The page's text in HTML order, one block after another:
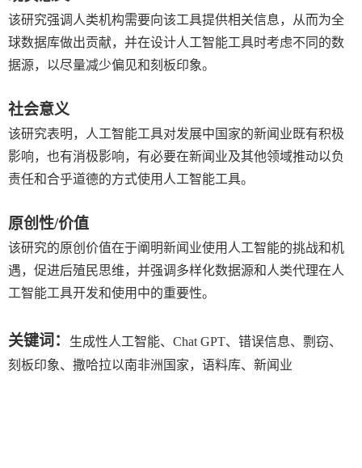
该研究强调人类机构需要向该工具提供相关信息，从而为全
球数据库做出贡献，并在设计人工智能工具时考虑不同的数
据源，以尽量减少偏见和刻板印象。
社会意义
该研究表明，人工智能工具对发展中国家的新闻业既有积极
影响，也有消极影响，有必要在新闻业及其他领域推动以负
责任和合乎道德的方式使用人工智能工具。
原创性/价值
该研究的原创价值在于阐明新闻业使用人工智能的挑战和机
遇，促进后殖民思维，并强调多样化数据源和人类代理在人
工智能工具开发和使用中的重要性。
关键词： 生成性人工智能、 Chat GPT、错误信息、剽窃、
刻板印象、撒哈拉以南非洲国家，语料库、新闻业